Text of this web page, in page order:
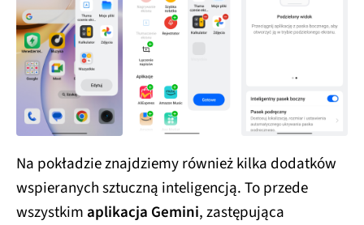
Na pokładzie znajdziemy również kilka dodatków
wspieranych sztuczną inteligencją. To przede
wszystkimaplikacja Gemini, zastępująca